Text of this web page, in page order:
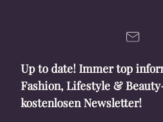
Up to date! Immer top
Fashion, Lifestyle &
kostenlosen Newsletter!